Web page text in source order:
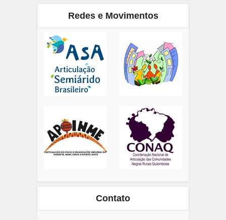
Redes e Movimentos
Contato